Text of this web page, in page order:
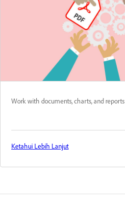
Work with documents, charts, and reports
Ketahui Lebih Lanjut